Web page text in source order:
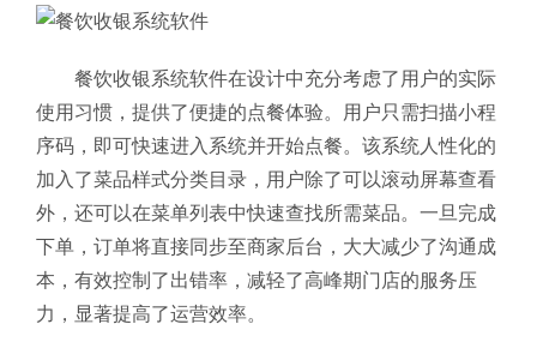
餐饮收银系统软件在设计中充分考虑了用户的实际
使用习惯，提供了便捷的点餐体验。用户只需扫描小程
序码，即可快速进入系统并开始点餐。该系统人性化的
加入了菜品样式分类目录，用户除了可以滚动屏幕查看
外，还可以在菜单列表中快速查找所需菜品。一旦完成
下单，订单将直接同步至商家后台，大大减少了沟通成
本，有效控制了出错率，减轻了高峰期门店的服务压
力，显著提高了运营效率。